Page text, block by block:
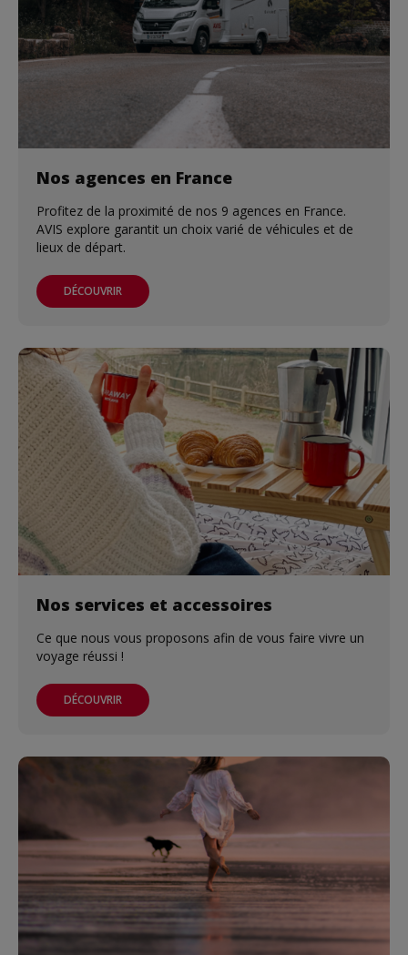
Nos agences en France
Profitez de la proximité de nos 9 agences en France.
AVIS explore garantit un choix varié de véhicules et de
lieux de départ.
DÉCOUVRIR
Nos services et accessoires
Ce que nous vous proposons afin de vous faire vivre un
voyage réussi !
DÉCOUVRIR